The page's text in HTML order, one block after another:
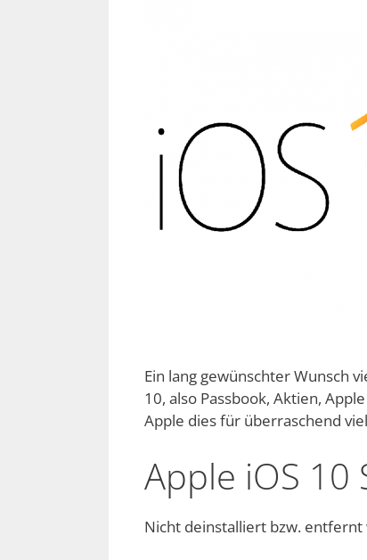
Ein lang gewünschter Wunsch
10, also Passbook, Aktien,
Apple dies für überraschend
Apple iOS 10
Nicht deinstalliert bzw.